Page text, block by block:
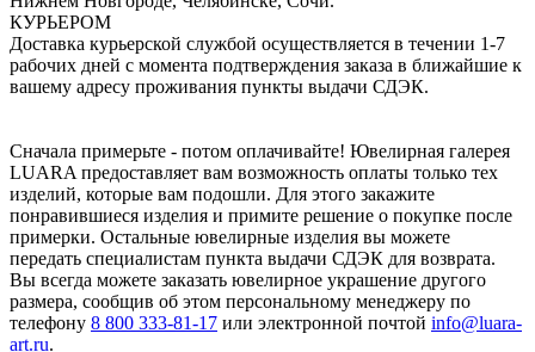
КУРЬЕРОМ
Доставка курьерской службой осуществляется в течении 1-7
рабочих дней с момента подтверждения заказа в ближайшие к
вашему адресу проживания пункты выдачи СДЭК.
Сначала примерьте - потом оплачивайте! Ювелирная галерея
LUARA предоставляет вам возможность оплаты только тех
изделий, которые вам подошли. Для этого закажите
понравившиеся изделия и примите решение о покупке после
примерки. Остальные ювелирные изделия вы можете
передать специалистам пункта выдачи СДЭК для возврата.
Вы всегда можете заказать ювелирное украшение другого
размера, сообщив об этом персональному менеджеру по
телефону 8 800 333-81-17 или электронной почтой info@luara-
art.ru.